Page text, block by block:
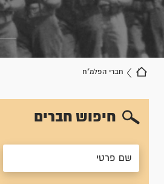
חברי הפלמ"ח
חיפוש חברים